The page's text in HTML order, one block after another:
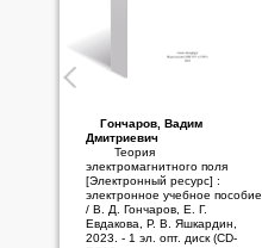
Гончаров, Вадим
Дмитриевич
Теория
электромагнитного поля
[Электронный ресурс] :
электронное учебное пособие
/ В. Д. Гончаров, Е. Г.
Евдакова, Р. В. Яшкардин,
2023. - 1 эл. опт. диск (CD-